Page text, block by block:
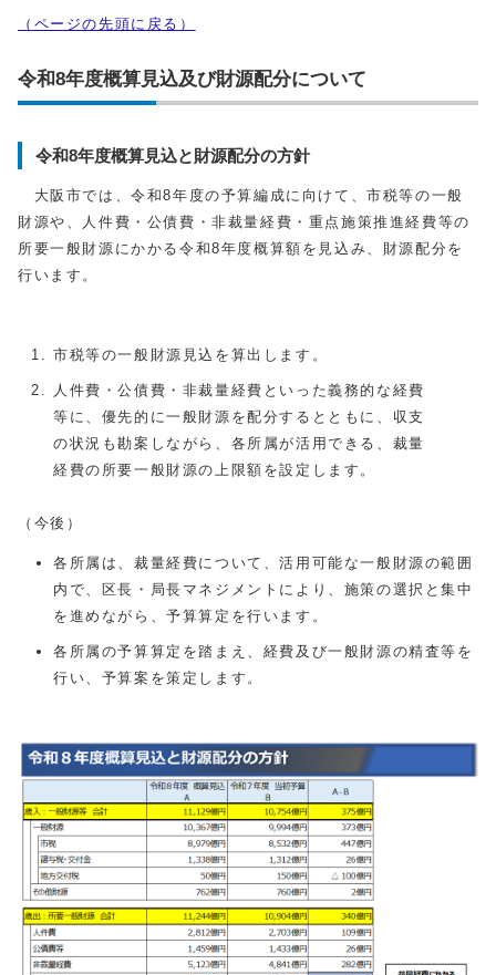
（ページの先頭に戻る）
令和8年度概算見込及び財源配分について
令和8年度概算見込と財源配分の方針
大阪市では、令和8年度の予算編成に向けて、市税等の一般
財源や、人件費・公債費・非裁量経費・重点施策推進経費等の
所要一般財源にかかる令和8年度概算額を見込み、財源配分を
行います。
市税等の一般財源見込を算出します。
人件費・公債費・非裁量経費といった義務的な経費
等に、優先的に一般財源を配分するとともに、収支
の状況も勘案しながら、各所属が活用できる、裁量
経費の所要一般財源の上限額を設定します。
（今後）
各所属は、裁量経費について、活用可能な一般財源の範囲
内で、区長・局長マネジメントにより、施策の選択と集中
を進めながら、予算算定を行います。
各所属の予算算定を踏まえ、経費及び一般財源の精査等を
行い、予算案を策定します。